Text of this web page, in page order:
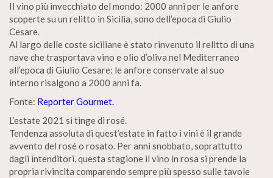
Il vino più invecchiato del mondo: 2000 anni per le anfore
scoperte su un relitto in Sicilia, sono dell’epoca di Giulio
Cesare.
Al largo delle coste siciliane è stato rinvenuto il relitto di una
nave che trasportava vino e olio d’oliva nel Mediterraneo
all’epoca di Giulio Cesare: le anfore conservate al suo
interno risalgono a 2000 anni fa.
Fonte: Reporter Gourmet.
L’estate 2021 si tinge di rosé.
Tendenza assoluta di quest’estate in fatto i vini è il grande
avvento del rosé o rosato. Per anni snobbato, soprattutto
dagli intenditori, questa stagione il vino in rosa si prende la
propria rivincita comparendo sempre più spesso sulle tavole